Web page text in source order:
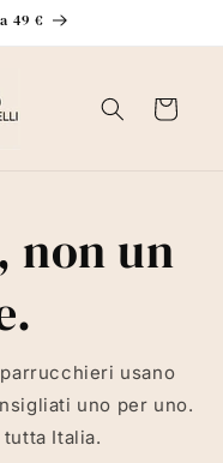
49 €
Carrello
non un
usano
uno per uno.
Italia.